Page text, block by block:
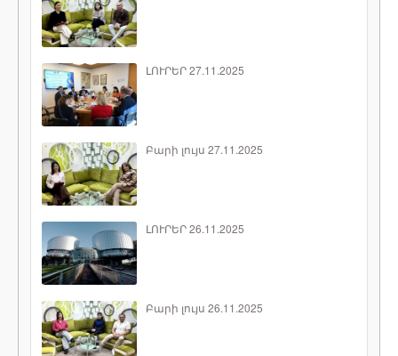
ԼՈՒՐԵՐ 27.11.2025
Բարի լույս 27.11.2025
ԼՈՒՐԵՐ 26.11.2025
Բարի լույս 26.11.2025